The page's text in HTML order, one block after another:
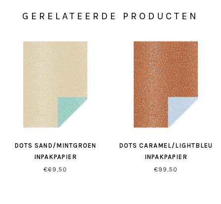
GERELATEERDE PRODUCTEN
DOTS SAND/MINTGROEN
INPAKPAPIER
€69,50
DOTS CARAMEL/LIGHTBLEU
INPAKPAPIER
€99,50